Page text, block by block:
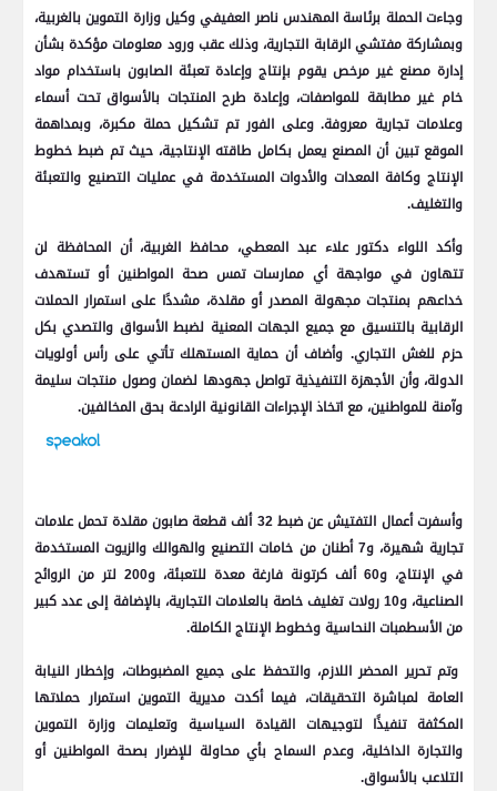
وجاءت الحملة برئاسة المهندس ناصر العفيفي وكيل وزارة التموين بالغربية،
وبمشاركة مفتشي الرقابة التجارية، وذلك عقب ورود معلومات مؤكدة بشأن
إدارة مصنع غير مرخص يقوم بإنتاج وإعادة تعبئة الصابون باستخدام مواد
خام غير مطابقة للمواصفات، وإعادة طرح المنتجات بالأسواق تحت أسماء
وعلامات تجارية معروفة. وعلى الفور تم تشكيل حملة مكبرة، وبمداهمة
الموقع تبين أن المصنع يعمل بكامل طاقته الإنتاجية، حيث تم ضبط خطوط
الإنتاج وكافة المعدات والأدوات المستخدمة في عمليات التصنيع والتعبئة
والتغليف.
وأكد اللواء دكتور علاء عبد المعطي، محافظ الغربية، أن المحافظة لن
تتهاون في مواجهة أي ممارسات تمس صحة المواطنين أو تستهدف
خداعهم بمنتجات مجهولة المصدر أو مقلدة، مشددًا على استمرار الحملات
الرقابية بالتنسيق مع جميع الجهات المعنية لضبط الأسواق والتصدي بكل
حزم للغش التجاري. وأضاف أن حماية المستهلك تأتي على رأس أولويات
الدولة، وأن الأجهزة التنفيذية تواصل جهودها لضمان وصول منتجات سليمة
وآمنة للمواطنين، مع اتخاذ الإجراءات القانونية الرادعة بحق المخالفين.
وأسفرت أعمال التفتيش عن ضبط 32 ألف قطعة صابون مقلدة تحمل علامات
تجارية شهيرة، و7 أطنان من خامات التصنيع والهوالك والزيوت المستخدمة
في الإنتاج، و60 ألف كرتونة فارغة معدة للتعبئة، و200 لتر من الروائح
الصناعية، و10 رولات تغليف خاصة بالعلامات التجارية، بالإضافة إلى عدد كبير
من الأسطمبات النحاسية وخطوط الإنتاج الكاملة.
وتم تحرير المحضر اللازم، والتحفظ على جميع المضبوطات، وإخطار النيابة
العامة لمباشرة التحقيقات، فيما أكدت مديرية التموين استمرار حملاتها
المكثفة تنفيذًا لتوجيهات القيادة السياسية وتعليمات وزارة التموين
والتجارة الداخلية، وعدم السماح بأي محاولة للإضرار بصحة المواطنين أو
التلاعب بالأسواق.